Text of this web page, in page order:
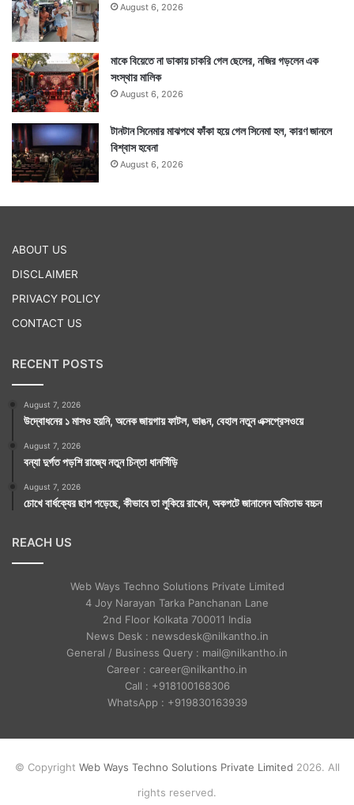
August 6, 2026
মাকে বিয়েতে না ডাকায় চাকরি গেল ছেলের, নজির গড়লেন এক
সংস্থার মালিক
August 6, 2026
টানটান সিনেমার মাঝপথে ফাঁকা হয়ে গেল সিনেমা হল, কারণ জানলে
বিশ্বাস হবেনা
August 6, 2026
ABOUT US
DISCLAIMER
PRIVACY POLICY
CONTACT US
RECENT POSTS
August 7, 2026
উদ্বোধনের ১ মাসও হয়নি, অনেক জায়গায় ফাটল, ভাঙন, বেহাল নতুন এক্সপ্রেসওয়ে
August 7, 2026
বন্যা দুর্গত পড়শি রাজ্যে নতুন চিন্তা ধানসিঁড়ি
August 7, 2026
চোখে বার্ধক্যের ছাপ পড়েছে, কীভাবে তা লুকিয়ে রাখেন, অকপটে জানালেন অমিতাভ বচ্চন
REACH US
Web Ways Techno Solutions Private Limited
4 Joy Narayan Tarka Panchanan Lane
2nd Floor Kolkata 700011 India
News Desk : newsdesk@nilkantho.in
General / Business Query : mail@nilkantho.in
Career : career@nilkantho.in
Call : +918100168306
WhatsApp : +919830163939
© Copyright Web Ways Techno Solutions Private Limited 2026. All
rights reserved.